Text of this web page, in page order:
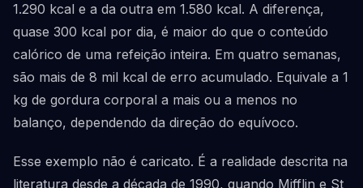
1.290 kcal e a da outra em 1.580 kcal. A diferença,
quase 300 kcal por dia, é maior do que o conteúdo
calórico de uma refeição inteira. Em quatro semanas,
são mais de 8 mil kcal de erro acumulado. Equivale a 1
kg de gordura corporal a mais ou a menos no
balanço, dependendo da direção do equívoco.
Esse exemplo não é caricato. É a realidade descrita na
literatura desde a década de 1990, quando Mifflin e St